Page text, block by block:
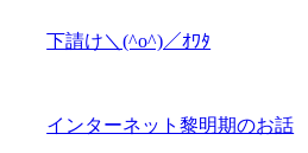
下請け＼(^o^)／ｵﾜﾀ
インターネット黎明期のお話